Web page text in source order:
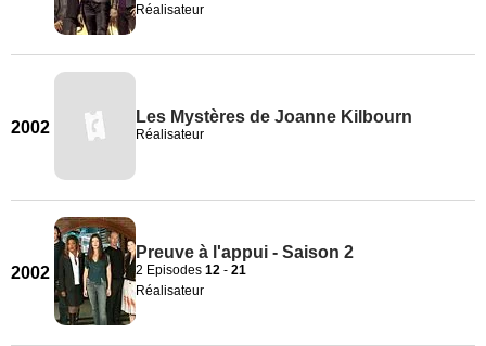
Réalisateur
2002
Les Mystères de Joanne Kilbourn
Réalisateur
2002
Preuve à l'appui - Saison 2
2 Episodes 12 - 21
Réalisateur